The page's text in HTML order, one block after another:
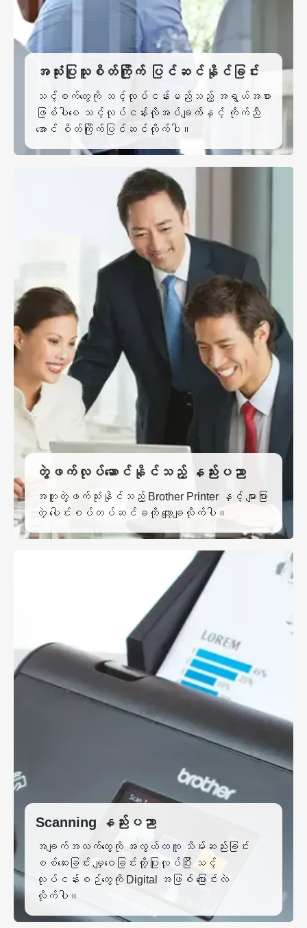
အသုံးပြုသူစိတ်ကြိုက် ပြင်ဆင်နိုင်ခြင်း
သင့်စက်တွေကို သင့်လုပ်ငန်းမည်သည့် အရွယ်အစား
ဖြစ်ပါစေ သင့်လုပ်ငန်းလိုအပ်ချက်နှင့် ကိုက်ညီ
အောင် စိတ်ကြိုက်ပြင်ဆင်လိုက်ပါ။
တွဲဖက်လုပ်ဆောင်နိုင်သည့် နည်းပညာ
အတူတွဲဖက်သုံးနိုင်သည့် Brother Printer နှင့် များပြား
တဲ့ ပေါင်းစပ်တပ်ဆင်ခကို လျော့ချလိုက်ပါ။
Scanning နည်းပညာ
အချက်အလက်တွေကို အလွယ်တကူ သိမ်းဆည်းခြင်း
စစ်ဆေးခြင်း မျှဝေခြင်းတို့ပြုလုပ်ပြီး သင့်
လုပ်ငန်းစဉ်တွေကို Digital အဖြစ် ပြောင်းလဲ
လိုက်ပါ။